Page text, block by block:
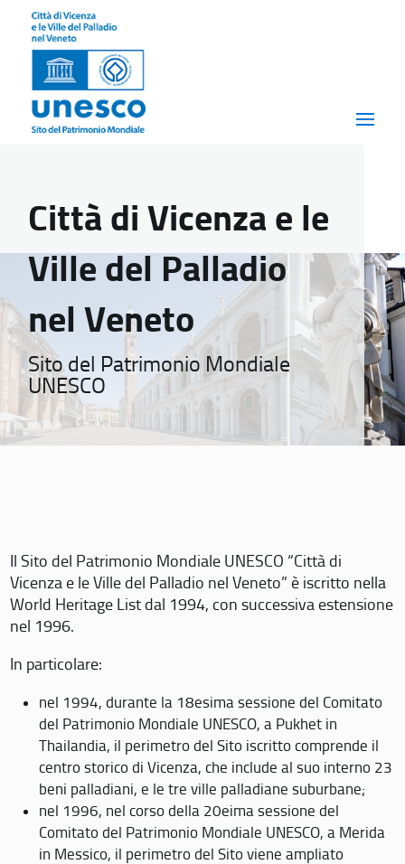
Città di Vicenza e le
Ville del Palladio
nel Veneto
Sito del Patrimonio Mondiale
UNESCO
Il Sito del Patrimonio Mondiale UNESCO “Città di
Vicenza e le Ville del Palladio nel Veneto” è iscritto nella
World Heritage List dal 1994, con successiva estensione
nel 1996.
In particolare:
nel 1994, durante la 18esima sessione del Comitato
del Patrimonio Mondiale UNESCO, a Pukhet in
Thailandia, il perimetro del Sito iscritto comprende il
centro storico di Vicenza, che include al suo interno 23
beni palladiani, e le tre ville palladiane suburbane;
nel 1996, nel corso della 20eima sessione del
Comitato del Patrimonio Mondiale UNESCO, a Merida
in Messico, il perimetro del Sito viene ampliato